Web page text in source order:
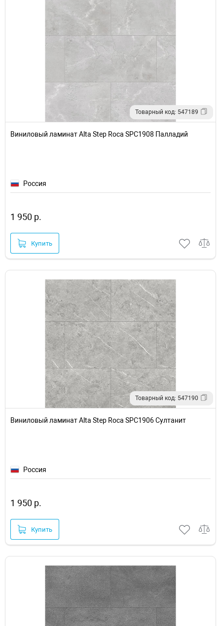
Товарный код: 547189
Виниловый ламинат Alta Step Roca SPC1908 Палладий
Россия
1 950 р.
Купить
Товарный код: 547190
Виниловый ламинат Alta Step Roca SPC1906 Султанит
Россия
1 950 р.
Купить